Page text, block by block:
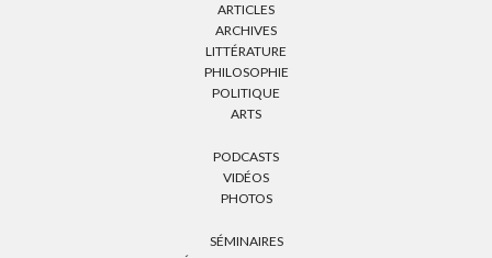
ARTICLES
ARCHIVES
LITTÉRATURE
PHILOSOPHIE
POLITIQUE
ARTS
PODCASTS
VIDÉOS
PHOTOS
SÉMINAIRES